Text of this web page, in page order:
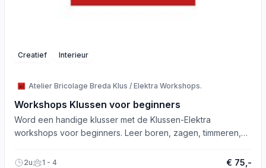
Creatief Interieur
Atelier Bricolage Breda Klus / Elektra Workshops.
Workshops Klussen voor beginners
Word een handige klusser met de Klussen-Elektra
workshops voor beginners. Leer boren, zagen, timmeren,
2u 1 - 4 € 75,-